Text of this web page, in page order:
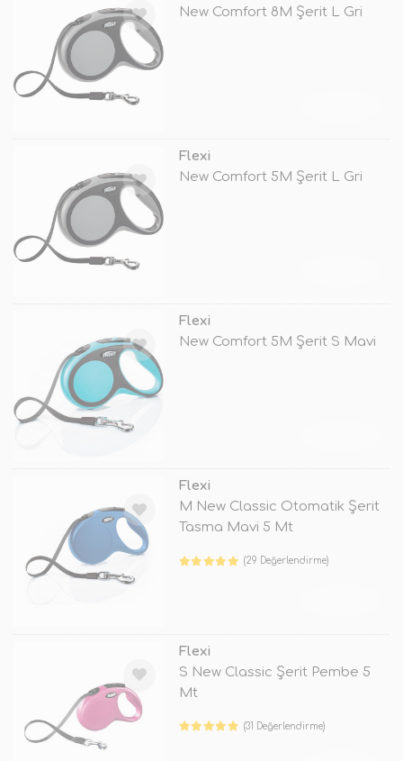
New Comfort 8M Şerit L Gri
Flexi
New Comfort 5M Şerit L Gri
Flexi
New Comfort 5M Şerit S Mavi
Flexi
M New Classic Otomatik Şerit
Tasma Mavi 5 Mt
(29 Değerlendirme)
Flexi
S New Classic Şerit Pembe 5
Mt
(31 Değerlendirme)